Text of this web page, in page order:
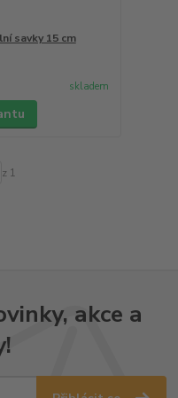
savky 15 cm
skladem
z 1
akce a